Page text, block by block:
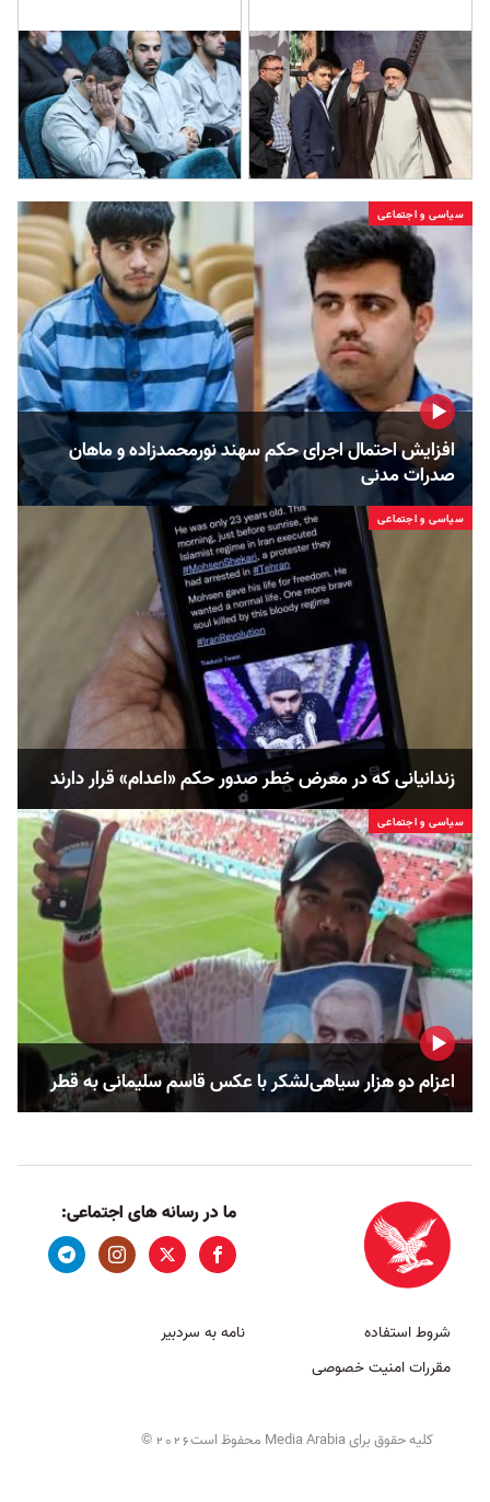
سیاسی و اجتماعی
افزایش احتمال اجرای حکم سهند نورمحمدزاده و ماهان
صدرات مدنی
سیاسی و اجتماعی
زندانیانی که در معرض خطر صدور حکم «اعدام» قرار دارند
سیاسی و اجتماعی
اعزام دو هزار سیاهی‌لشکر با عکس قاسم سلیمانی به قطر
ما در رسانه های اجتماعی:
شروط استفاده
مقررات امنیت خصوصی
نامه به سردبیر
کلیه حقوق برای Media Arabia محفوظ است 2026
©